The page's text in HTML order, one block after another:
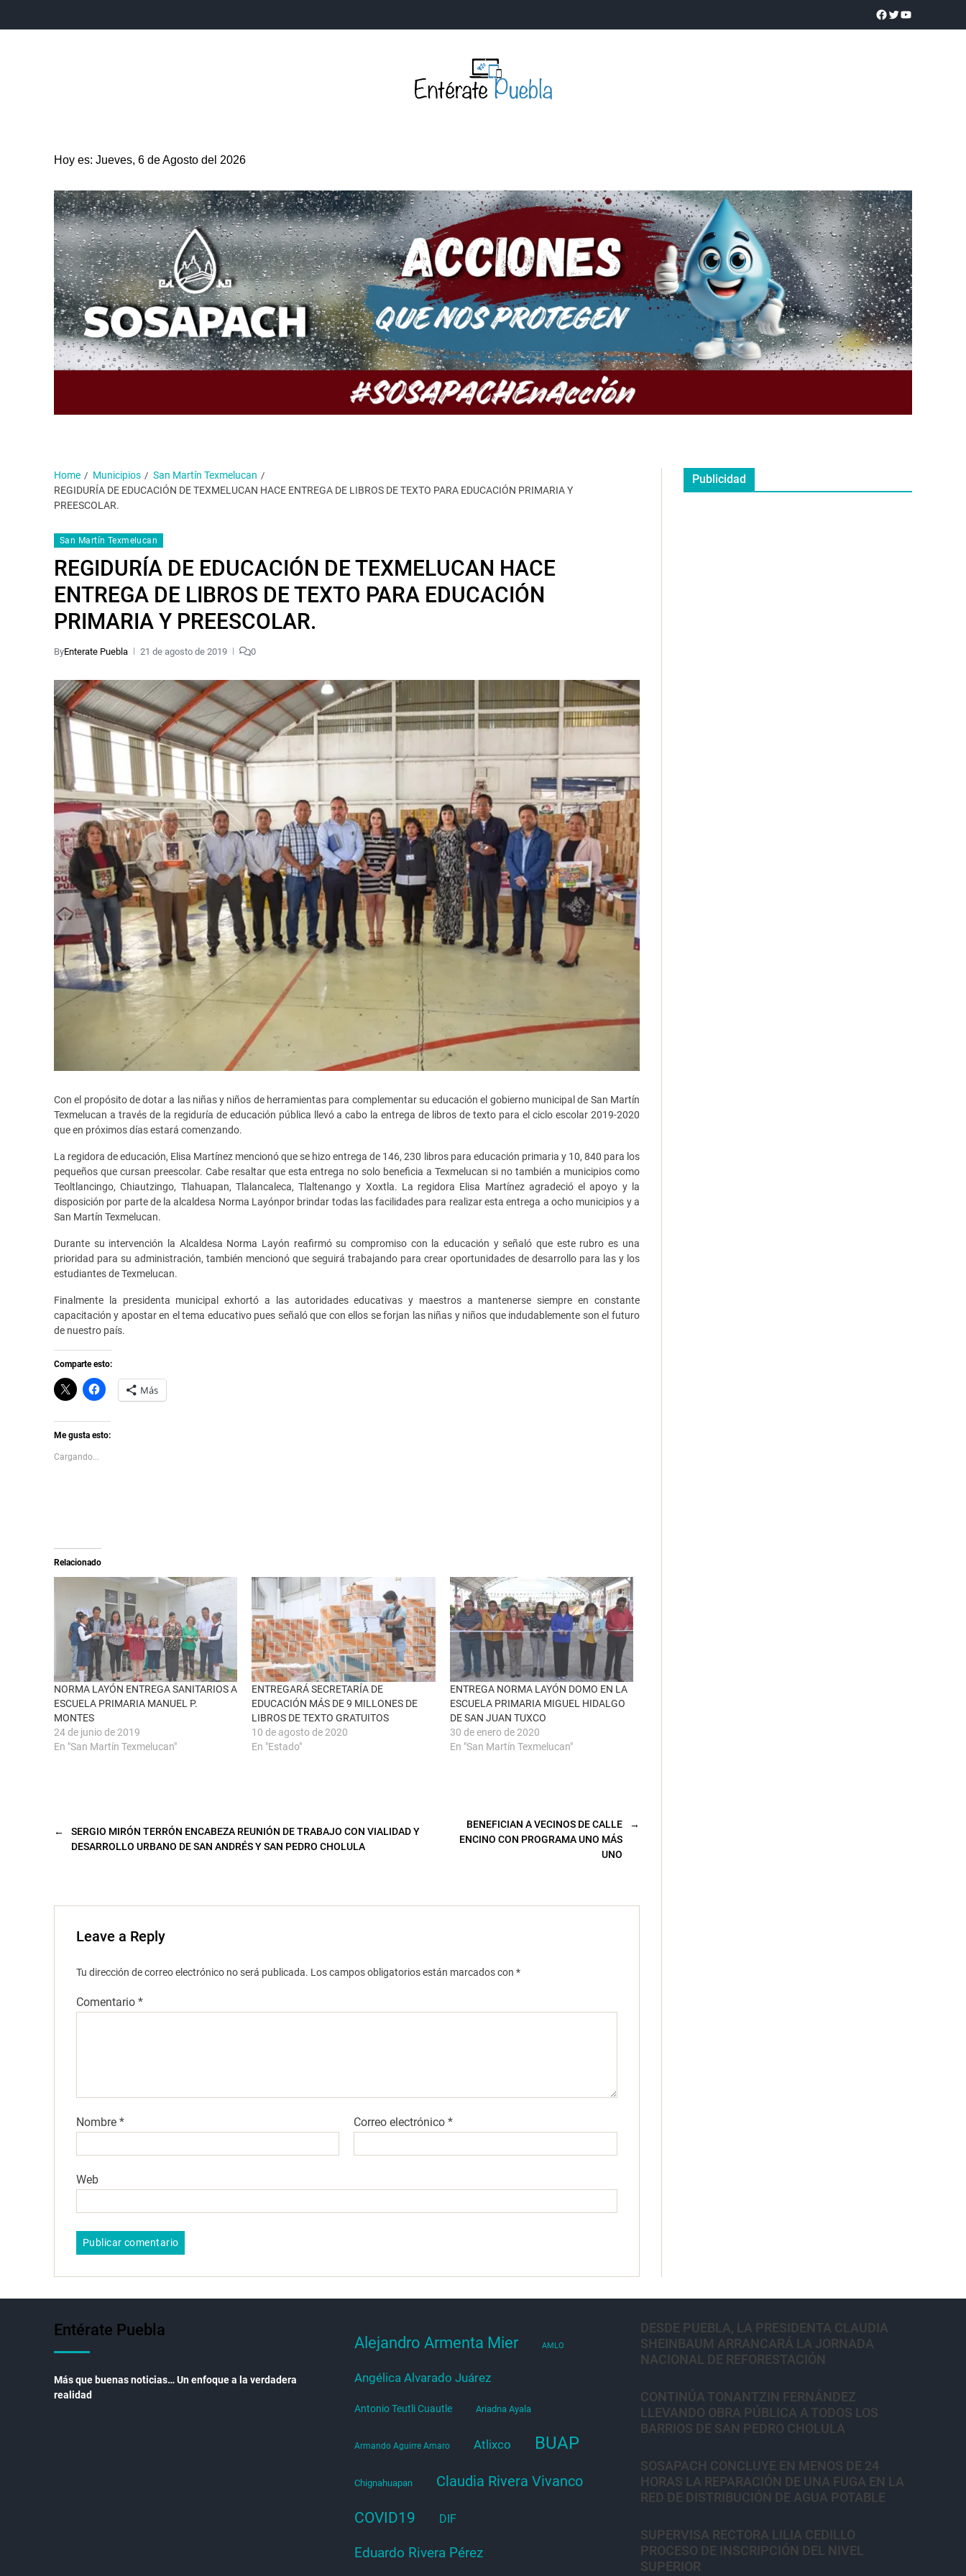
ENTRETENIMIENTO SALUD DEPORTES CIENCIA Y TECNOLOGÍA OPINIÓN SOCIEDAD ANUNCIOS
Hoy es: Jueves, 6 de Agosto del 2026
Home Municipios
San Martín Texmelucan
REGIDURÍA DE EDUCACIÓN DE TEXMELUCAN HACE ENTREGA DE LIBROS DE TEXTO PARA EDUCACIÓN PRIMARIA Y
PREESCOLAR.
San Martín Texmelucan
REGIDURÍA DE EDUCACIÓN DE TEXMELUCAN HACE
ENTREGA DE LIBROS DE TEXTO PARA EDUCACIÓN
PRIMARIA Y PREESCOLAR.
ByEnterate Puebla 21 de agosto de 2019 0
Con el propósito de dotar a las niñas y niños de herramientas para complementar su educación el gobierno municipal de San Martín
Texmelucan a través de la regiduría de educación pública llevó a cabo la entrega de libros de texto para el ciclo escolar 2019-2020
que en próximos días estará comenzando.
La regidora de educación, Elisa Martínez mencionó que se hizo entrega de 146, 230 libros para educación primaria y 10, 840 para los
pequeños que cursan preescolar. Cabe resaltar que esta entrega no solo beneficia a Texmelucan si no también a municipios como
Teoltlancingo, Chiautzingo, Tlahuapan, Tlalancaleca, Tlaltenango y Xoxtla. La regidora Elisa Martínez agradeció el apoyo y la
disposición por parte de la alcaldesa Norma Layónpor brindar todas las facilidades para realizar esta entrega a ocho municipios y a
San Martín Texmelucan.
Durante su intervención la Alcaldesa Norma Layón reafirmó su compromiso con la educación y señaló que este rubro es una
prioridad para su administración, también mencionó que seguirá trabajando para crear oportunidades de desarrollo para las y los
estudiantes de Texmelucan.
Finalmente la presidenta municipal exhortó a las autoridades educativas y maestros a mantenerse siempre en constante
capacitación y apostar en el tema educativo pues señaló que con ellos se forjan las niñas y niños que indudablemente son el futuro
de nuestro país.
Comparte esto:
C
l
k
t
o
s
h
e
b
u
n
a
v
e
n
t
a
n
a
n
u
e
v
a
)
H
a
l
i
t
r
F
a
c
e
b
o
o
k
(
S
e
a
b
e
n
u
n
a
n
u
Más
Me gusta esto:
Cargando...
Relacionado
NORMA LAYÓN ENTREGA SANITARIOS A
ESCUELA PRIMARIA MANUEL P.
MONTES
24 de junio de 2019
En "San Martín Texmelucan"
ENTREGARÁ SECRETARÍA DE
EDUCACIÓN MÁS DE 9 MILLONES DE
LIBROS DE TEXTO GRATUITOS
10 de agosto de 2020
En "Estado"
ENTREGA NORMA LAYÓN DOMO EN LA
ESCUELA PRIMARIA MIGUEL HIDALGO
DE SAN JUAN TUXCO
30 de enero de 2020
En "San Martín Texmelucan"
←
SERGIO MIRÓN TERRÓN ENCABEZA REUNIÓN DE TRABAJO CON VIALIDAD Y
DESARROLLO URBANO DE SAN ANDRÉS Y SAN PEDRO CHOLULA
→
BENEFICIAN A VECINOS DE CALLE
ENCINO CON PROGRAMA UNO MÁS
UNO
Leave a Reply
Tu dirección de correo electrónico no será publicada. Los campos obligatorios están marcados con *
Comentario *
Nombre * Correo electrónico*
Web
Publicidad
Entérate Puebla
Más que buenas noticias… Un enfoque a la verdadera
realidad
Alejandro Armenta Mier AMLO
Angélica Alvarado Juárez
Antonio Teutli Cuautle Ariadna Ayala
Armando Aguirre Amaro Atlixco BUAP
Chignahuapan Claudia Rivera Vivanco
COVID19 DIF
Eduardo Rivera Pérez
DESDE PUEBLA, LA PRESIDENTA CLAUDIA
SHEINBAUM ARRANCARÁ LA JORNADA
NACIONAL DE REFORESTACIÓN
CONTINÚA TONANTZIN FERNÁNDEZ
LLEVANDO OBRA PÚBLICA A TODOS LOS
BARRIOS DE SAN PEDRO CHOLULA
SOSAPACH CONCLUYE EN MENOS DE 24
HORAS LA REPARACIÓN DE UNA FUGA EN LA
RED DE DISTRIBUCIÓN DE AGUA POTABLE
SUPERVISA RECTORA LILIA CEDILLO
PROCESO DE INSCRIPCIÓN DEL NIVEL
SUPERIOR